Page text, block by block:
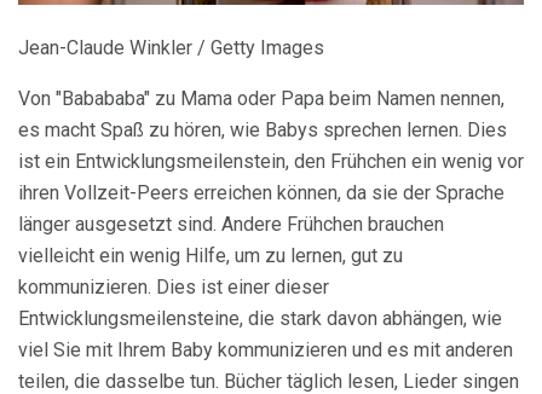
Jean-Claude Winkler / Getty Images
Von "Babababa" zu Mama oder Papa beim Namen nennen,
es macht Spaß zu hören, wie Babys sprechen lernen. Dies
ist ein Entwicklungsmeilenstein, den Frühchen ein wenig vor
ihren Vollzeit-Peers erreichen können, da sie der Sprache
länger ausgesetzt sind. Andere Frühchen brauchen
vielleicht ein wenig Hilfe, um zu lernen, gut zu
kommunizieren. Dies ist einer dieser
Entwicklungsmeilensteine, die stark davon abhängen, wie
viel Sie mit Ihrem Baby kommunizieren und es mit anderen
teilen, die dasselbe tun. Bücher täglich lesen, Lieder singen